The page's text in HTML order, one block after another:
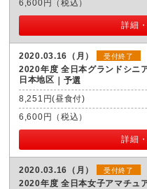
6,600円（税込）
詳細
2020.03.16（月） 受付終了
2020年度 全日本グランドシニ
日本地区
予選
8,251円(昼食付)
6,600円（税込）
詳細
2020.03.16（月） 受付終了
2020年度 全日本女子アマチュ